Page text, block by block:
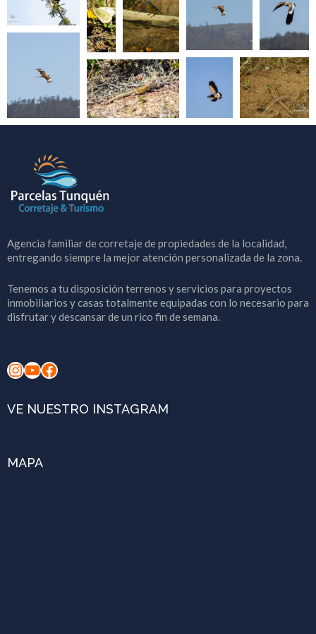
Agencia familiar de corretaje de propiedades de la localidad,
entregando siempre la mejor atención personalizada de la zona.
Tenemos a tu disposición terrenos y servicios para proyectos
inmobiliarios y casas totalmente equipadas con lo necesario para
disfrutar y descansar de un rico fin de semana.
Instagram
YouTube
Facebook
VE NUESTRO INSTAGRAM
MAPA